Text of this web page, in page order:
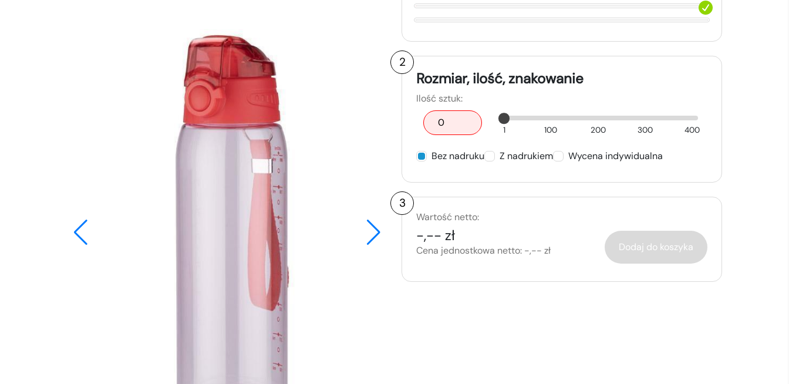
2
Rozmiar, ilość, znakowanie
Ilość sztuk:
1 100 200 300 400
Bez nadruku Z nadrukiem Wycena indywidualna
3
Wartość netto:
-,-- zł
Cena jednostkowa netto: -,-- zł Dodaj do koszyka